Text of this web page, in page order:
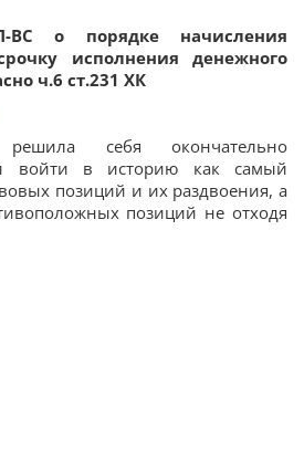
ВС о порядке начисления
исполнения денежного
ч.6 ст.231 ХК
себя окончательно
и войти в историю как самый
позиций и их раздвоения, а
позиций не отходя